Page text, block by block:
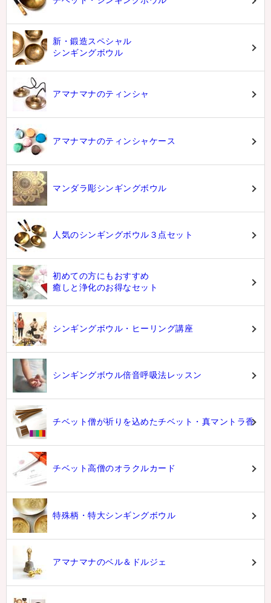
新・鍛造スペシャル
シンギングボウル
アマナマナのティンシャ
アマナマナのティンシャケース
マンダラ彫シンギングボウル
人気のシンギングボウル３点セット
初めての方にもおすすめ
癒しと浄化のお得なセット
シンギングボウル・ヒーリング講座
シンギングボウル倍音呼吸法レッスン
チベット僧が祈りを込めたチベット・真マントラ香
チベット高僧のオラクルカード
特殊柄・特大シンギングボウル
アマナマナのベル＆ドルジェ